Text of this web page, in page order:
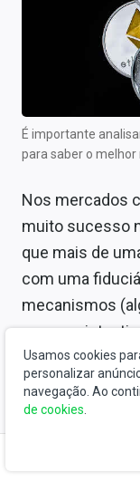
É importante
para saber o
Nos mercados
muito sucesso
que mais de
com uma
mecanismos
ou por
a corrida para
Usamos cookies
personalizar
navegação. Ao
de cookies